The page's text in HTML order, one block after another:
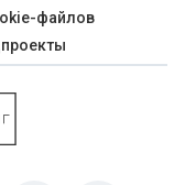
файлов